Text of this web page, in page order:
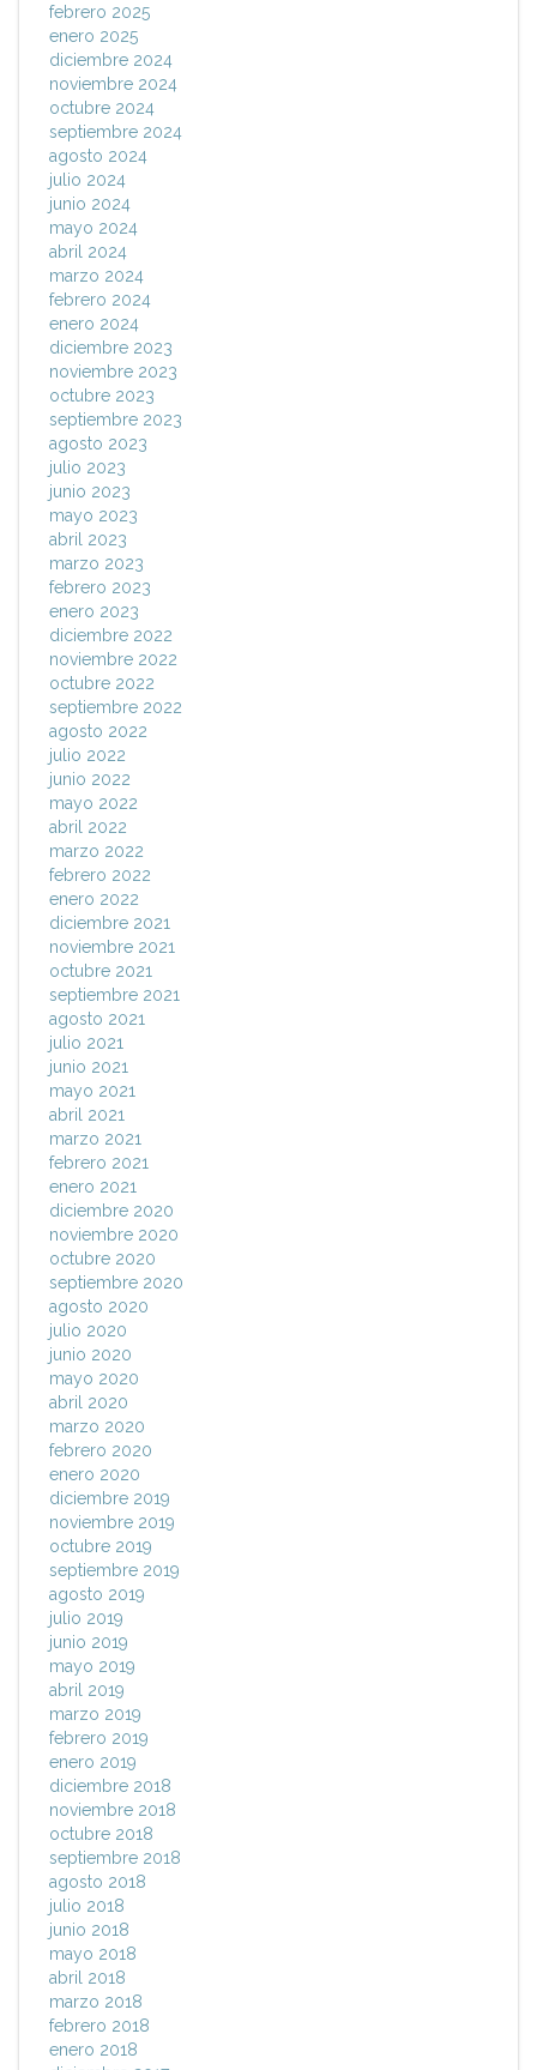
febrero 2025
enero 2025
diciembre 2024
noviembre 2024
octubre 2024
septiembre 2024
agosto 2024
julio 2024
junio 2024
mayo 2024
abril 2024
marzo 2024
febrero 2024
enero 2024
diciembre 2023
noviembre 2023
octubre 2023
septiembre 2023
agosto 2023
julio 2023
junio 2023
mayo 2023
abril 2023
marzo 2023
febrero 2023
enero 2023
diciembre 2022
noviembre 2022
octubre 2022
septiembre 2022
agosto 2022
julio 2022
junio 2022
mayo 2022
abril 2022
marzo 2022
febrero 2022
enero 2022
diciembre 2021
noviembre 2021
octubre 2021
septiembre 2021
agosto 2021
julio 2021
junio 2021
mayo 2021
abril 2021
marzo 2021
febrero 2021
enero 2021
diciembre 2020
noviembre 2020
octubre 2020
septiembre 2020
agosto 2020
julio 2020
junio 2020
mayo 2020
abril 2020
marzo 2020
febrero 2020
enero 2020
diciembre 2019
noviembre 2019
octubre 2019
septiembre 2019
agosto 2019
julio 2019
junio 2019
mayo 2019
abril 2019
marzo 2019
febrero 2019
enero 2019
diciembre 2018
noviembre 2018
octubre 2018
septiembre 2018
agosto 2018
julio 2018
junio 2018
mayo 2018
abril 2018
marzo 2018
febrero 2018
enero 2018